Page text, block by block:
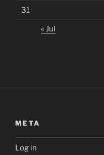
31
« Jul
META
Log in